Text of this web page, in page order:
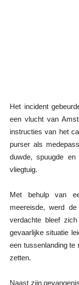
Het incident
een vlucht van
instructies van het
purser als
duwde, spuugde
vliegtuig.
Met behulp van
meereisde, werd
verdachte bleef
gevaarlijke situatie
een tussenlanding
zetten.
Naast zijn